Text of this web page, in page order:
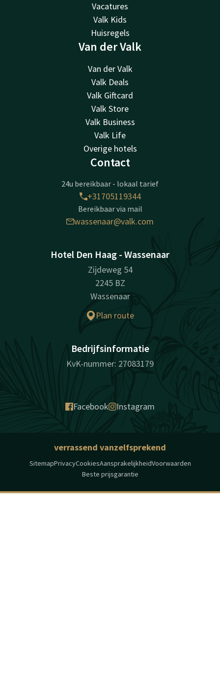
Vacatures
Valk Kids
Huisregels
Van der Valk
Van der Valk
Valk Deals
Valk Giftcard
Valk Store
Valk Business
Valk Life
Overige hotels
Contact
24u bereikbaar - lokaal tarief
+31705119344
Bereikbaar via mail
wassenaar@valk.com
Hotel Den Haag - Wassenaar
Zijdeweg 54
2245 BZ
Wassenaar
Plan route
Bedrijfsinformatie
KvK-nummer: 27083179
Facebook Instagram
verrassend vanzelfsprekend
SitemapPrivacyCookiesAansprakelijkheidVoorwaarden
Beste prijsgarantie